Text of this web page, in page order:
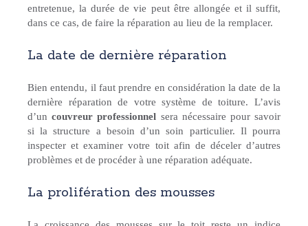
entretenue, la durée de vie peut être allongée et il suffit,
dans ce cas, de faire la réparation au lieu de la remplacer.
La date de dernière réparation
Bien entendu, il faut prendre en considération la date de la
dernière réparation de votre système de toiture. L’avis
d’uncouvreur professionnel sera nécessaire pour savoir
si la structure a besoin d’un soin particulier. Il pourra
inspecter et examiner votre toit afin de déceler d’autres
problèmes et de procéder à une réparation adéquate.
La prolifération des mousses